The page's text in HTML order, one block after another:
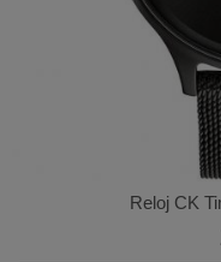
Reloj CK